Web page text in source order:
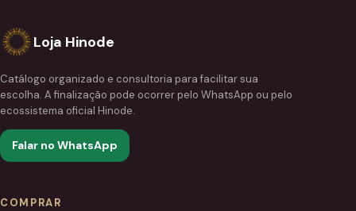
Loja Hinode
Catálogo organizado e consultoria para facilitar sua
escolha. A finalização pode ocorrer pelo WhatsApp ou pelo
ecossistema oficial Hinode.
Falar no WhatsApp
COMPRAR